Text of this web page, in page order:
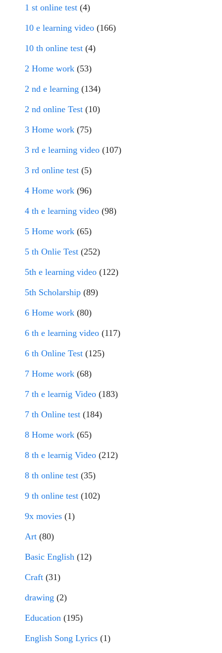
1 st online test (4)
10 e learning video (166)
10 th online test (4)
2 Home work (53)
2 nd e learning (134)
2 nd online Test (10)
3 Home work (75)
3 rd e learning video (107)
3 rd online test (5)
4 Home work (96)
4 th e learning video (98)
5 Home work (65)
5 th Onlie Test (252)
5th e learning video (122)
5th Scholarship (89)
6 Home work (80)
6 th e learning video (117)
6 th Online Test (125)
7 Home work (68)
7 th e learnig Video (183)
7 th Online test (184)
8 Home work (65)
8 th e learnig Video (212)
8 th online test (35)
9 th online test (102)
9x movies (1)
Art (80)
Basic English (12)
Craft (31)
drawing (2)
Education (195)
English Song Lyrics (1)